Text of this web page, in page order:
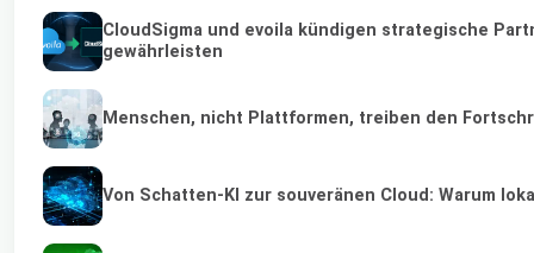
CloudSigma und evoila kündigen strategische
gewährleisten
Menschen, nicht Plattformen, treiben den
Von Schatten-KI zur souveränen Cloud: Warum